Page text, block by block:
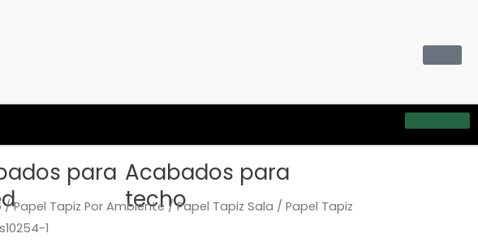
para Acabados para
techo
/Papel Tapiz Por Ambiente /Papel Tapiz Sala / Papel Tapiz
1